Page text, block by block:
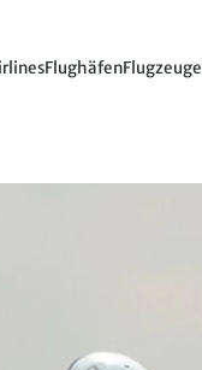
FlughäfenFlugzeuge